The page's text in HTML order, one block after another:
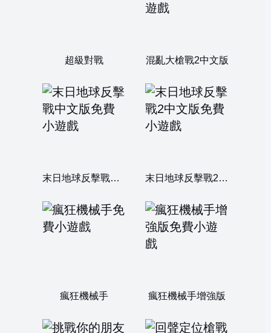
超級對戰 混亂大槍戰2中文版
末日地球反擊戰中文版 末日地球反擊戰2中文版
瘋狂機械手 瘋狂機械手增強版